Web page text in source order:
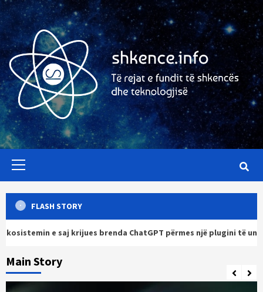
Skip
to
content
Primary
FLASH STORY
brenda ChatGPT përmes një plugini të unifikuar
Main Story